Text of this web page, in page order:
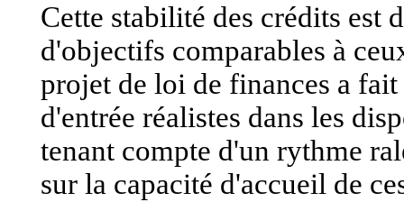
Cette stabilité des crédits est
d'objectifs comparables à
projet de loi de finances a
d'entrée réalistes dans les
tenant compte d'un rythme
sur la capacité d'accueil de